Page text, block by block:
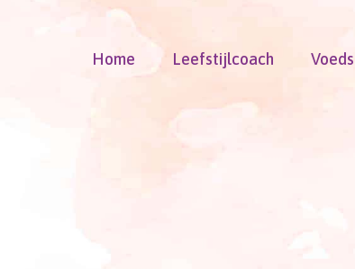
Home Leefstijlcoach